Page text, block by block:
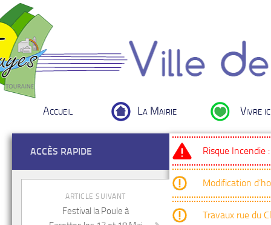
Accueil La Mairie Vivre
Risque Incendie
Modification
Travaux rue du
ACCÈS RAPIDE
ARTICLE SUIVANT
Festival la Poule à